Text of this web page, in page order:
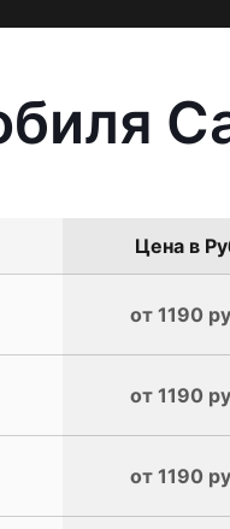
Цена в
от 1190
от 1190
от 1190